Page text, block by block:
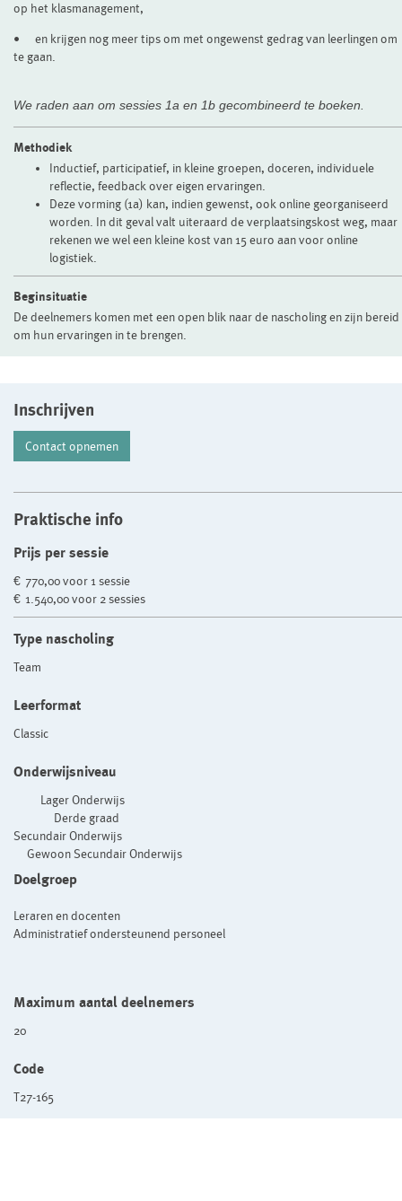
op het klasmanagement,
•
en krijgen nog meer tips om met ongewenst gedrag van leerlingen om
te gaan.
We raden aan om sessies 1a en 1b gecombineerd te boeken.
Methodiek
Inductief, participatief, in kleine groepen, doceren, individuele
reflectie, feedback over eigen ervaringen.
Deze vorming (1a) kan, indien gewenst, ook online georganiseerd
worden. In dit geval valt uiteraard de verplaatsingskost weg, maar
rekenen we wel een kleine kost van 15 euro aan voor online
logistiek.
Beginsituatie
De deelnemers komen met een open blik naar de nascholing en zijn bereid
om hun ervaringen in te brengen.
Inschrijven
Contact opnemen
Praktische info
Prijs per sessie
€ 770,00 voor 1 sessie
€ 1.540,00 voor 2 sessies
Type nascholing
Team
Leerformat
Classic
Onderwijsniveau
Lager Onderwijs
Derde graad
Secundair Onderwijs
Gewoon Secundair Onderwijs
Doelgroep
Leraren en docenten
Administratief ondersteunend personeel
Maximum aantal deelnemers
20
Code
T27-165